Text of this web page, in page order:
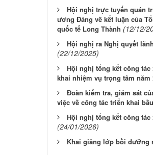
Hội nghị trực tuyến quán
ương Đảng về kết luận của
quốc tế Long Thành (12/12/
Hội nghị ra Nghị quyết
(22/12/2025)
Hội nghị tổng kết công
khai nhiệm vụ trọng tâm năm
Đoàn kiểm tra, giám sát
việc về công tác triển khai
Hội nghị tổng kết công
(24/01/2026)
Khai giảng lớp bồi dưỡng